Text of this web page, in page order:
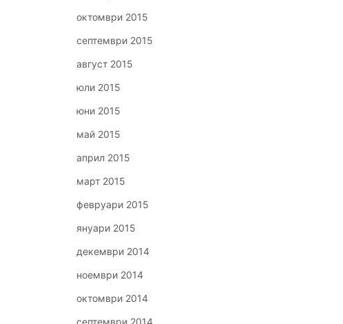
октомври 2015
септември 2015
август 2015
юли 2015
юни 2015
май 2015
април 2015
март 2015
февруари 2015
януари 2015
декември 2014
ноември 2014
октомври 2014
септември 2014